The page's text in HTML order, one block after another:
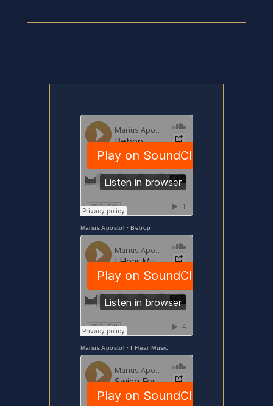
Marius Apostol ·Bebop
Marius Apostol · I Hear Music